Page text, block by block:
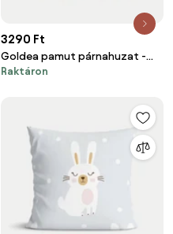
3290 Ft
Goldea pamut párnahuzat -
latte csíkos 40 x 40 cm
Raktáron